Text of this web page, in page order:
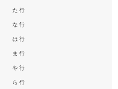
た行
な行
は行
ま行
や行
ら行